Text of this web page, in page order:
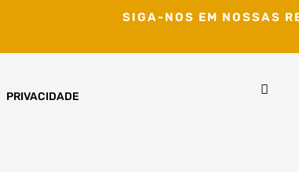
SIGA-NOS EM NOSSAS
PRIVACIDADE